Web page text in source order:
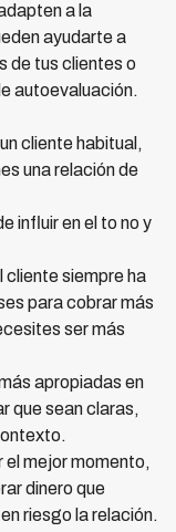
a la
ayudarte a
de tus clientes o
autoevaluación.
cliente habitual,
una relación de
influir en el to no y
cliente siempre ha
para cobrar más
ser más
apropiadas en
que sean claras,
mejor momento,
dinero que
riesgo la relación.